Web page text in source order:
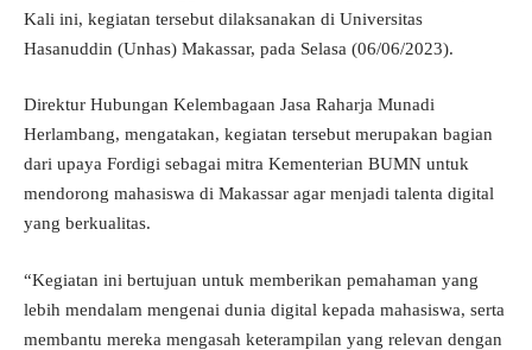
Kali ini, kegiatan tersebut dilaksanakan di Universitas
Hasanuddin (Unhas) Makassar, pada Selasa (06/06/2023).
Direktur Hubungan Kelembagaan Jasa Raharja Munadi
Herlambang, mengatakan, kegiatan tersebut merupakan bagian
dari upaya Fordigi sebagai mitra Kementerian BUMN untuk
mendorong mahasiswa di Makassar agar menjadi talenta digital
yang berkualitas.
“Kegiatan ini bertujuan untuk memberikan pemahaman yang
lebih mendalam mengenai dunia digital kepada mahasiswa, serta
membantu mereka mengasah keterampilan yang relevan dengan